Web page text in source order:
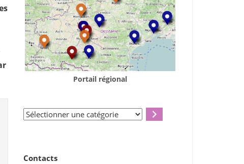
Portail régional
Sélectionner
Contacts